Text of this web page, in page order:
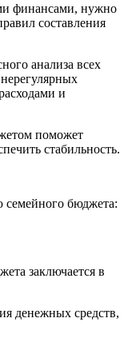
финансами, нужно
составления
анализа всех
и
поможет
стабильность.
семейного бюджета:
заключается в
денежных средств,